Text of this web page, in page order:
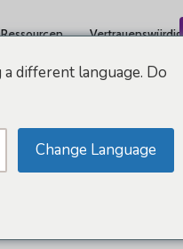
Ressourcen Vertrauenswürdig
different language. Do
Change Language